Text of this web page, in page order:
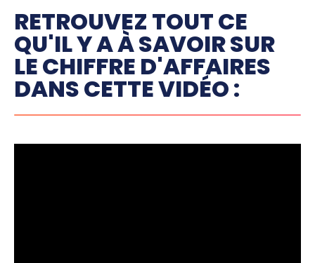
RETROUVEZ TOUT CE
QU'IL Y A À SAVOIR SUR
LE CHIFFRE D'AFFAIRES
DANS CETTE VIDÉO :